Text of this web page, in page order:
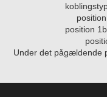
position
Under det pågældende